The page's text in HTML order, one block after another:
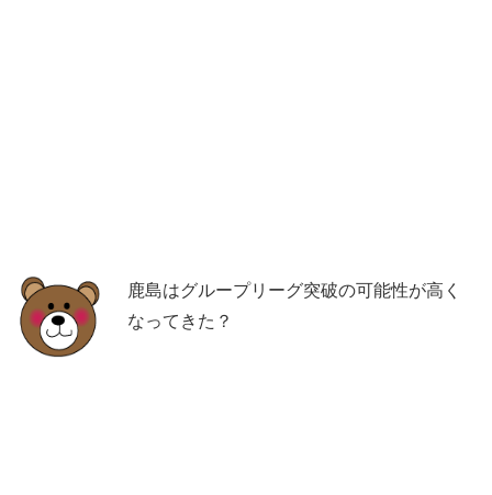
鹿島はグループリーグ突破の可能性が高く
なってきた？